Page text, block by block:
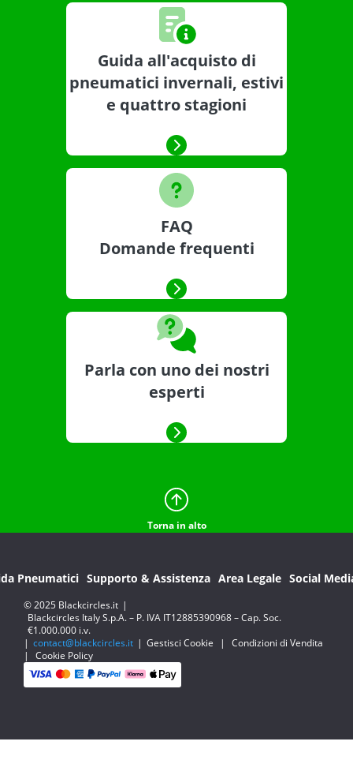
Guida all'acquisto di
pneumatici invernali, estivi
e quattro stagioni
FAQ
Domande frequenti
Parla con uno dei nostri
esperti
Torna in alto
Pneumatici Supporto & Assistenza Area Legale Social
© 2025 Blackcircles.it |
Blackcircles Italy S.p.A. – P. IVA IT12885390968 – Cap. Soc.
€1.000.000 i.v.
| contact@blackcircles.it | Gestisci Cookie |
Condizioni di Vendita
|
Cookie Policy